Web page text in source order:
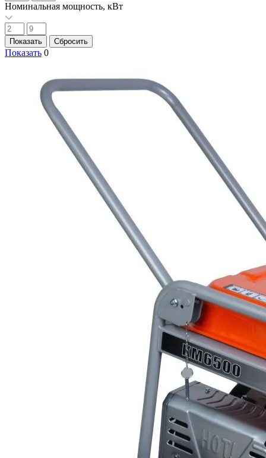
Номинальная мощность, кВт
Показать 0